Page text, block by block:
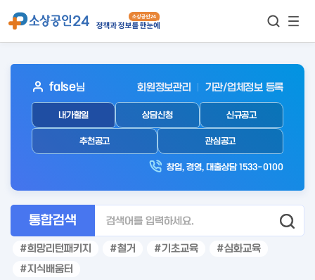
보기
아
웃
로
인
false님 회원정보관리 기관/업체정보 등록
내가할일 상담신청 신규공고
추천공고 관심공고
창업, 경영, 대출상담 1533-0100
통합검색
희망리턴패키지 철거 기초교육
심화교육
지식배움터